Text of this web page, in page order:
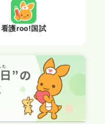
看護roo!国試